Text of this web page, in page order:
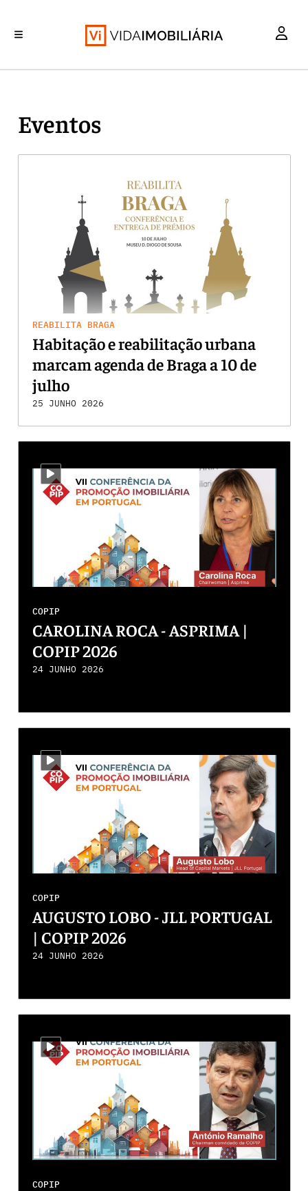
Eventos
REABILITA BRAGA
Habitação e reabilitação urbana
marcam agenda de Braga a 10 de
julho
25 JUNHO 2026
i-video
COPIP
CAROLINA ROCA - ASPRIMA |
COPIP 2026
24 JUNHO 2026
i-video
COPIP
AUGUSTO LOBO - JLL PORTUGAL
| COPIP 2026
24 JUNHO 2026
i-video
COPIP